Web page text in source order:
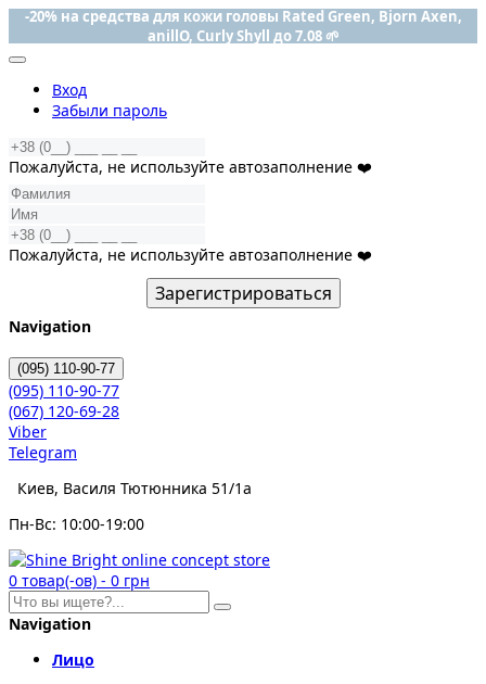
-20% на средства для кожи головы Rated Green, Bjorn Axen,
anillO, Curly Shyll до 7.08 🌱
Вход
Забыли пароль
Пожалуйста, не используйте автозаполнение ❤️
Пожалуйста, не используйте автозаполнение ❤️
Зарегистрироваться
Navigation
(095) 110-90-77
(095) 110-90-77
(067) 120-69-28
Viber
Telegram
Киев, Василя Тютюнника 51/1а
Пн-Вс: 10:00-19:00
0 товар(-ов) - 0 грн
Navigation
Лицо